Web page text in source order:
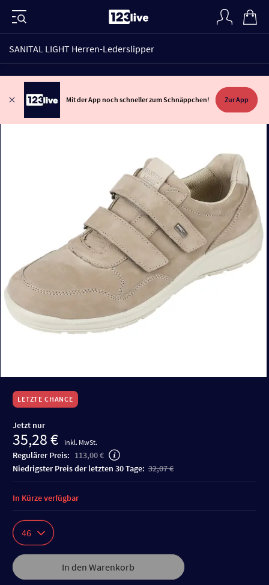
SANITAL LIGHT Herren-Lederslipper
Mit der App noch schneller zum Schnäppchen! Zur App
LETZTE CHANCE
Jetzt nur
35,28 € inkl. MwSt.
Regulärer Preis: 113,00 €
niedrigster Preis der letzten 30 Tage: 32,07 €
46
In den Warenkorb
In Kürze verfügbar